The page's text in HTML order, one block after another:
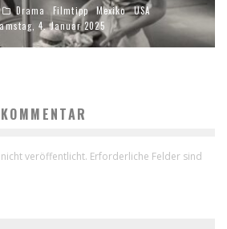
Drama Filmtipp Mexiko
USA
4. Januar 2025
veröffentlicht. Erforderliche Felder sind